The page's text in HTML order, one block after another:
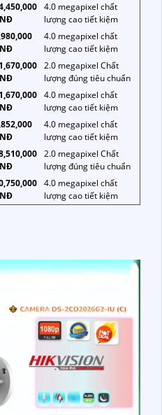
4.0 megapixel chất
lượng cao tiết kiệm
4.0 megapixel chất
lượng cao tiết kiệm
2.0 megapixel Chất
lượng đúng tiêu chuẩn
4.0 megapixel chất
lượng cao tiết kiệm
4.0 megapixel chất
lượng cao tiết kiệm
2.0 megapixel Chất
lượng đúng tiêu chuẩn
4.0 megapixel chất
lượng cao tiết kiệm